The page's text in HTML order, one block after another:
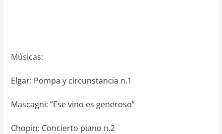
Músicas:
Elgar: Pompa y circunstancia n.1
Mascagni: “Ese vino es generoso”
Chopin: Concierto piano n.2